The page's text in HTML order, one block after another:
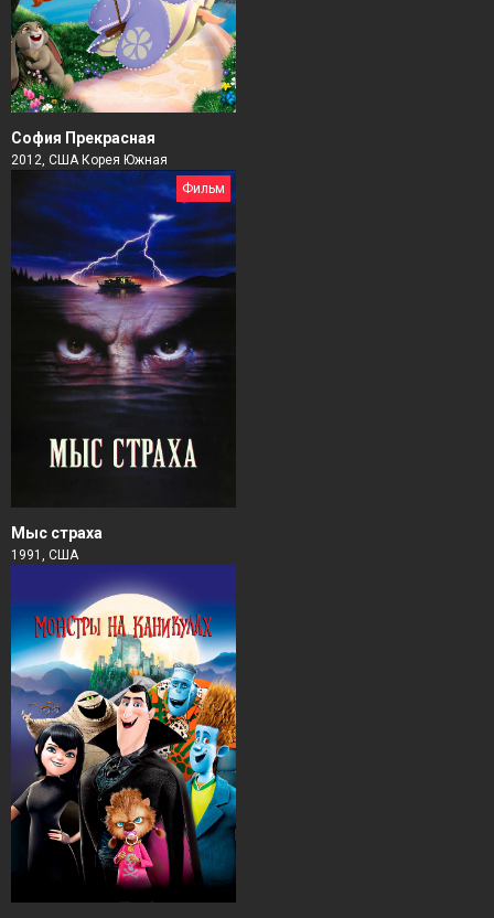
София Прекрасная
2012, США Корея Южная
Фильм
Мыс страха
1991, США